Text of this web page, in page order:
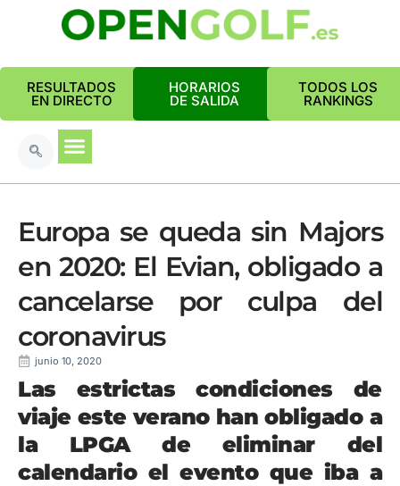
RESULTADOS
EN DIRECTO
HORARIOS
DE SALIDA
TODOS LOS
RANKINGS
Europa se queda sin Majors
en 2020: El Evian, obligado a
cancelarse por culpa del
coronavirus
junio 10, 2020
Las estrictas condiciones de
viaje este verano han obligado a
la LPGA de eliminar del
calendario el evento que iba a